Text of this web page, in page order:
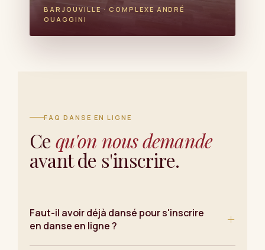
BARJOUVILLE · COMPLEXE ANDRÉ
OUAGGINI
FAQ DANSE EN LIGNE
Ce qu'on nous demande
avant de s'inscrire.
Faut-il avoir déjà dansé pour s'inscrire
en danse en ligne ?
+